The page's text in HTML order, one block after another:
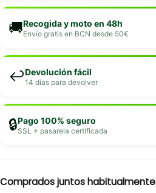
🚚Recogida y moto en 48h
Envío gratis en BCN desde 50€
↩️Devolución fácil
14 días para devolver
🔒Pago 100% seguro
SSL + pasarela certificada
Comprados juntos habitualmente